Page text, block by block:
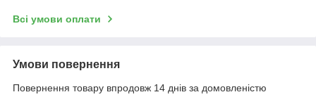
Всі умови оплати
Умови повернення
Повернення товару впродовж 14 днів за домовленістю